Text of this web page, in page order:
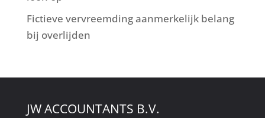
Fictieve vervreemding aanmerkelijk belang
bij overlijden
JW ACCOUNTANTS B.V.